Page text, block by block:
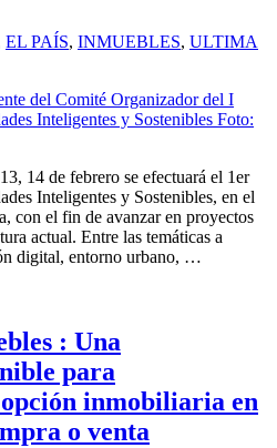
EL PAÍS, INMUEBLES, ULTIMA
14 de febrero se efectuará el 1er
Inteligentes y Sostenibles, en el
con el fin de avanzar en proyectos
actual. Entre las temáticas a
digital, entorno urbano, …
: Una
para
inmobiliaria en
o venta